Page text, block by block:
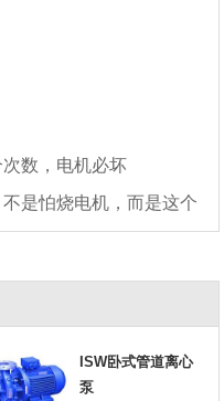
数，电机必坏
是怕烧电机，而是这个
ISW卧式管道离心
泵